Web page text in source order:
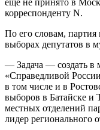
еще не принято в
корреспонденту N.
По его словам, партия
выборах депутатов в
— Задача — создать в
«Справедливой
в том числе и в
выборов в Батайске и
местных отделений
лидер регионального